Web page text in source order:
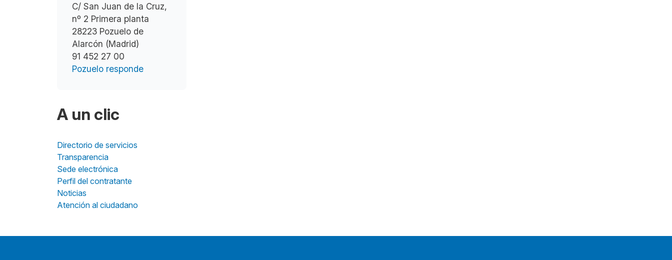
C/ San Juan de la Cruz,
nº 2 Primera planta
28223 Pozuelo de
Alarcón (Madrid)
91 452 27 00
Pozuelo responde
A un clic
Directorio de servicios
Transparencia
Sede electrónica
Perfil del contratante
Noticias
Atención al ciudadano